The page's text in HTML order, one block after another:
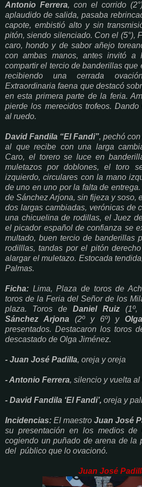
Antonio Ferrera, con el corrido
aplaudido de salida, pasaba
capote, embistió alto y sin
pitón, siendo silenciado. Con el (5°),
caro, hondo y de sabor añejo
con ambas manos, antes invitó
compartir el tercio de banderillas que
recibiendo una cerrada
Extraordinaria faena que destacó
en esta primera parte de la feria.
pierde los merecidos trofeos.
al ruedo.
David Fandila “El Fandi”, pechó
al que recibe con una larga
Caro, el torero se luce en
muletazos por doblones, el toro
izquierdo, circulares con la mano
de uno en uno por la falta de
de Sánchez Arjona, sin fijeza y soso,
dos largas cambiadas, verónicas de
una chicuelina de rodillas, el Juez
el picador español de confianza se
multado, buen tercio de banderillas
rodilllas, tandas por el pitón
alargar el muletazo. Estocada
Palmas.
Ficha: Lima, Plaza de toros de
toros de la Feria del Señor de los
plaza. Toros de Daniel Ruiz(1º,
Sánchez Arjona(2º y 6º) y
presentados. Destacaron los toros
descastado de Olga Jiménez.
- Juan José Padilla, oreja y oreja
- Antonio Ferrera, silencio y vuelta
- David Fandila ‘El Fandi’, oreja y
Incidencias: El maestro Juan José
su presentación en los medios
cogiendo un puñado de arena de la
del público que lo ovacionó.
Juan José